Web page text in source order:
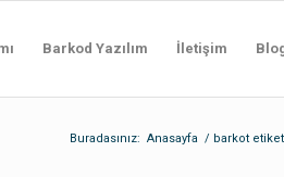
Barkod Yazılım İletişim
Buradasınız: Anasayfa / barkot